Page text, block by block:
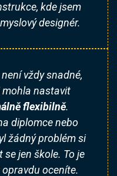
kde jsem
designér.
vždy snadné,
mohla nastavit
flexibilně.
diplomce nebo
žádný problém si
se jen škole. To je
oceníte.